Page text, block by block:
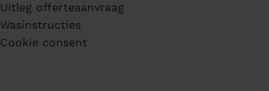
Uitleg offerteaanvraag
Wasinstructies
Cookie consent